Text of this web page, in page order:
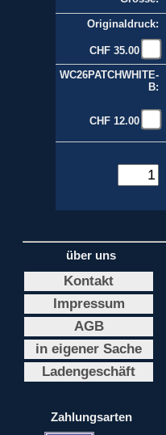
Originaldruck:
CHF 35.00
WC26PATCHWHITE-
B:
CHF 12.00
über uns
Kontakt
Impressum
AGB
in eigener Sache
Ladengeschäft
Zahlungsarten